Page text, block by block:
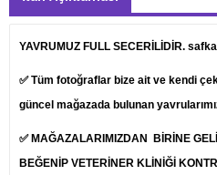
YAVRUMUZ FULL SECERİLİDİR.
✅ Tüm fotoğraflar bize ait ve kendi
güncel mağazada bulunan
✅ MAĞAZALARIMIZDAN BİRİNE
BEĞENİP VETERİNER KLİNİĞİ